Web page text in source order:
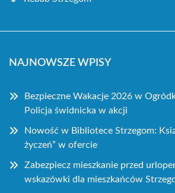
NAJNOWSZE WPISY
Bezpieczne Wakacje 2026 w
Policja świdnicka w akcji
Nowość w Bibliotece Strzegom:
życzeń” w ofercie
Zabezpiecz mieszkanie przed
wskazówki dla mieszkańców